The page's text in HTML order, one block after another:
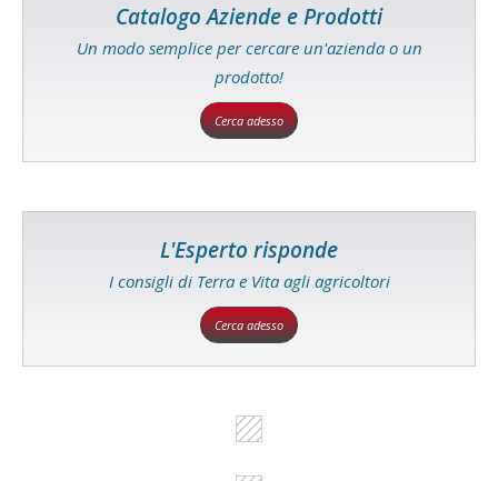
Catalogo Aziende e Prodotti
Un modo semplice per cercare un'azienda o un
prodotto!
Cerca adesso
L'Esperto risponde
I consigli di Terra e Vita agli agricoltori
Cerca adesso